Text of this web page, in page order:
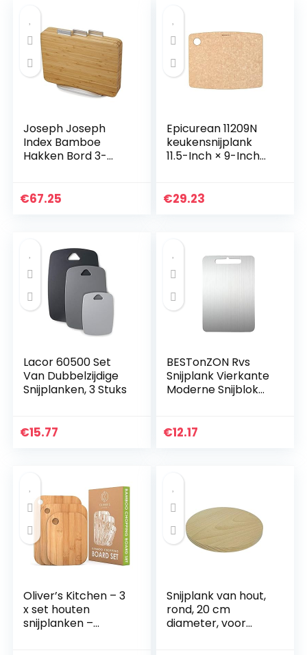
Joseph Joseph
Index Bamboe
Hakken Bord 3-
€67.25
Epicurean 11209N
keukensnijplank
11.5-Inch × 9-Inch
€29.23
Lacor 60500 Set
Van Dubbelzijdige
Snijplanken, 3 Stuks
€15.77
BESTonZON Rvs
Snijplank Vierkante
Moderne Snijblok
(15x24x0.2cm)
€12.17
Oliver’s Kitchen – 3
x set houten
snijplanken –
Snijplank van hout,
rond, 20 cm
diameter, voor